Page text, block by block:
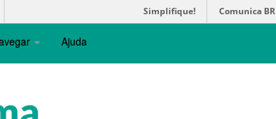
Simplifique! Comunica BR
Ajuda